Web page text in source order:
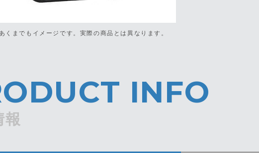
くまでもイメージです。 実際の商品とは異なります。
INFO
報